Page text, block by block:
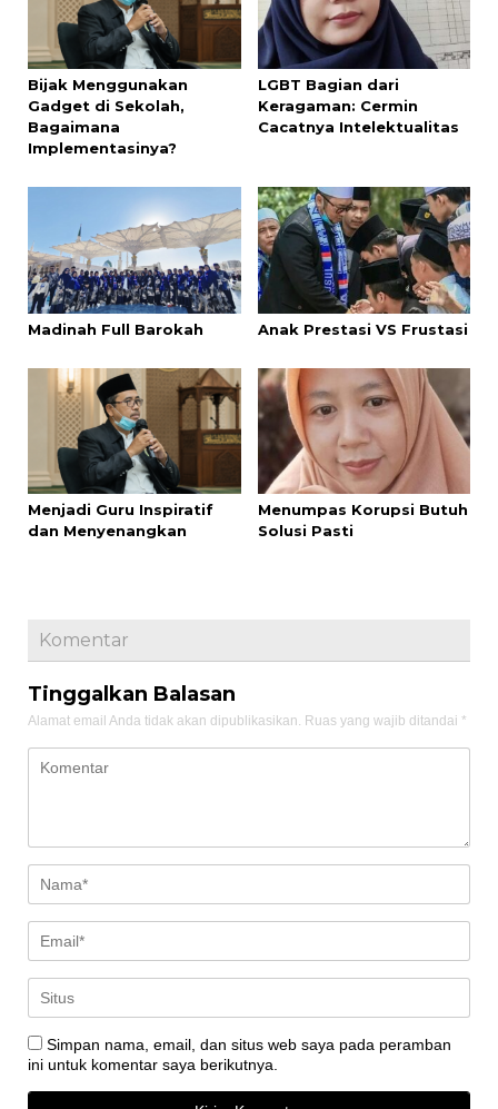
Bijak Menggunakan
Gadget di Sekolah,
Bagaimana
Implementasinya?
LGBT Bagian dari
Keragaman: Cermin
Cacatnya Intelektualitas
Madinah Full Barokah Anak Prestasi VS Frustasi
Menjadi Guru Inspiratif
dan Menyenangkan
Menumpas Korupsi Butuh
Solusi Pasti
Komentar
Tinggalkan Balasan
Alamat email Anda tidak akan dipublikasikan. Ruas yang wajib ditandai *
Simpan nama, email, dan situs web saya pada peramban
ini untuk komentar saya berikutnya.